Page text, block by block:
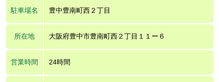
駐車場名 豊中豊南町西２丁目
所在地 大阪府豊中市豊南町西２丁目１１ー６
営業時間 24時間